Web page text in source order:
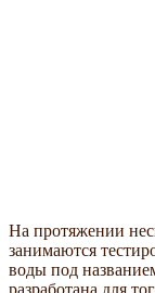
На протяжении
занимаются
воды под
разработана для